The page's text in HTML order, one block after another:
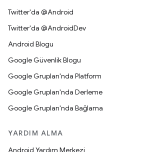
Twitter'da @Android
Twitter'da @AndroidDev
Android Blogu
Google Güvenlik Blogu
Google Grupları'nda Platform
Google Grupları'nda Derleme
Google Grupları'nda Bağlama
YARDIM ALMA
Android Yardım Merkezi